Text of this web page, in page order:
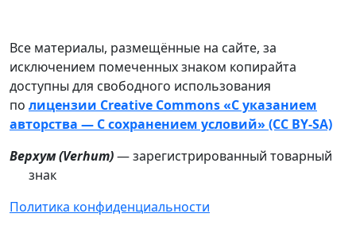
Все материалы, размещённые на сайте, за
исключением помеченных знаком копирайта
доступны для свободного использования
по лицензии Creative Commons «С указанием
авторства — С сохранением условий» (CC BY-SA)
Верхум (Verhum)— зарегистрированный товарный
знак
Политика конфиденциальности